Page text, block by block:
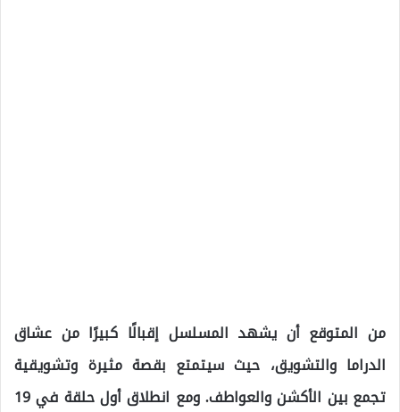
من المتوقع أن يشهد المسلسل إقبالًا كبيرًا من عشاق
الدراما والتشويق، حيث سيتمتع بقصة مثيرة وتشويقية
تجمع بين الأكشن والعواطف. ومع انطلاق أول حلقة في 19